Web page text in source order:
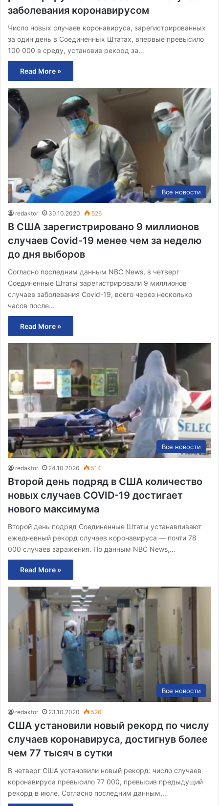
заболевания коронавирусом
Число новых случаев коронавируса, зарегистрированных
за один день в Соединенных Штатах, впервые превысило
100 000 в среду, установив рекорд за…
Read More »
Все новости
redaktor 30.10.2020 526
В США зарегистрировано 9 миллионов
случаев Covid-19 менее чем за неделю
до дня выборов
Согласно последним данным NBC News, в четверг
Соединенные Штаты зарегистрировали 9 миллионов
случаев заболевания Covid-19, всего через несколько
часов после…
Read More »
Все новости
redaktor 24.10.2020 514
Второй день подряд в США количество
новых случаев COVID-19 достигает
нового максимума
Второй день подряд Соединенные Штаты устанавливают
ежедневный рекорд случаев коронавируса — почти 78
000 случаев заражения. По данным NBC News,…
Read More »
Все новости
redaktor 23.10.2020 520
США установили новый рекорд по числу
случаев коронавируса, достигнув более
чем 77 тысяч в сутки
В четверг США установили новый рекорд: число случаев
коронавируса превысило 77 000, превысив предыдущий
рекорд в июле. Согласно последним данным,…